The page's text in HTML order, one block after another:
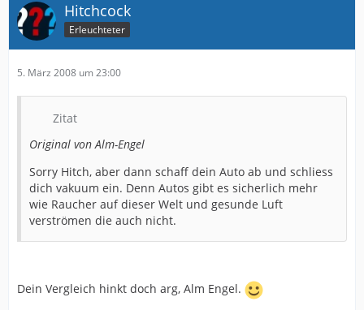
Hitchcock
Erleuchteter
5. März 2008 um 23:00
Zitat
Original von Alm-Engel
Sorry Hitch, aber dann schaff dein Auto ab und schliess
dich vakuum ein. Denn Autos gibt es sicherlich mehr
wie Raucher auf dieser Welt und gesunde Luft
verströmen die auch nicht.
Dein Vergleich hinkt doch arg, Alm Engel.